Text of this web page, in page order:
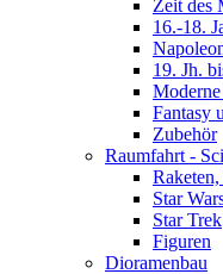
Zeit des
16.-18.
19. Jh.
Fantasy
Zubehör
Raumfahrt -
Star
Star Trek
Figuren
Dioramenbau